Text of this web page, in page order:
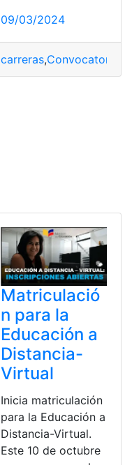
09/03/2024
carreras,Convocatoria
Matriculació
n para la
Educación a
Distancia-
Virtual
Inicia matriculación
para la Educación a
Distancia-Virtual.
Este 10 de octubre